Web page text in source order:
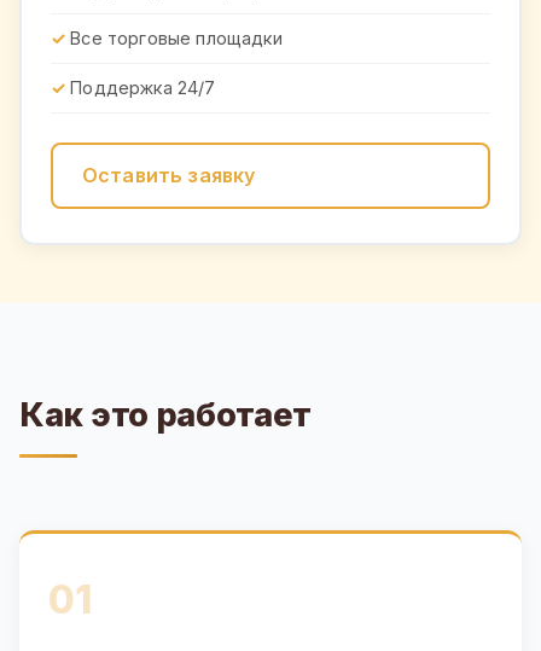
Все торговые площадки
Поддержка 24/7
Оставить заявку
Как это работает
01